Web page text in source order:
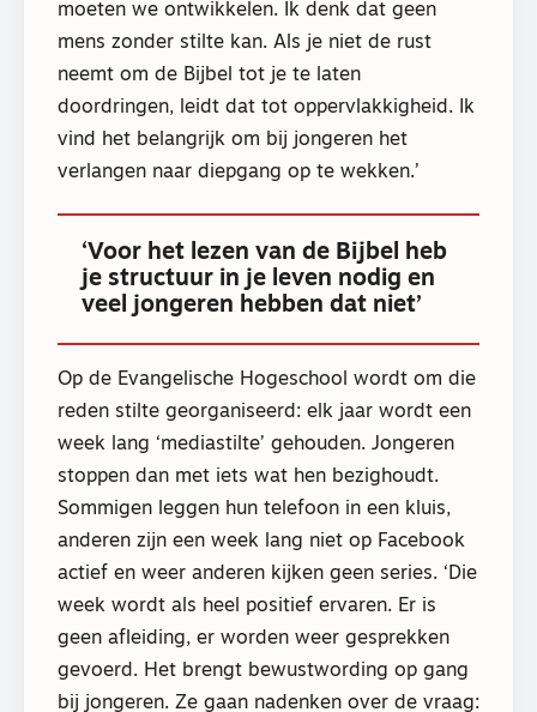
moeten we ontwikkelen. Ik denk dat geen
mens zonder stilte kan. Als je niet de rust
neemt om de Bijbel tot je te laten
doordringen, leidt dat tot oppervlakkigheid. Ik
vind het belangrijk om bij jongeren het
verlangen naar diepgang op te wekken.’
‘Voor het lezen van de Bijbel heb
je structuur in je leven nodig en
veel jongeren hebben dat niet’
Op de Evangelische Hogeschool wordt om die
reden stilte georganiseerd: elk jaar wordt een
week lang ‘mediastilte’ gehouden. Jongeren
stoppen dan met iets wat hen bezighoudt.
Sommigen leggen hun telefoon in een kluis,
anderen zijn een week lang niet op Facebook
actief en weer anderen kijken geen series. ‘Die
week wordt als heel positief ervaren. Er is
geen afleiding, er worden weer gesprekken
gevoerd. Het brengt bewustwording op gang
bij jongeren. Ze gaan nadenken over de vraag: